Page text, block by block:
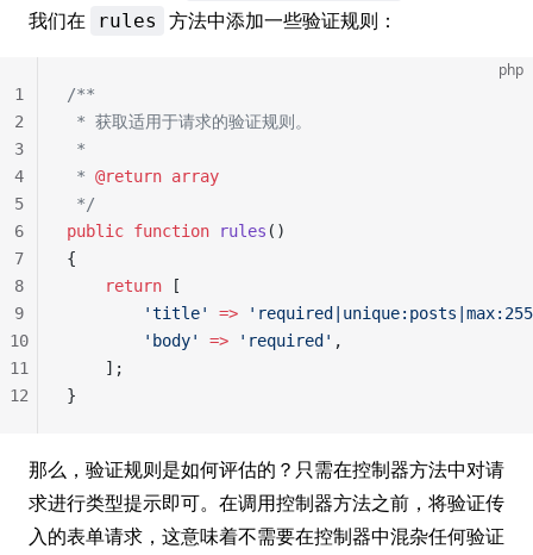
我们在
rules 方法中添加一些验证规则：
php
/**
* 获取适用于请求的验证规则。
*
* @return array
*/
public function rules ()
{
    return
[
        'title'
=>
        'body'
=> 'required' ,
    ];
}
1
2
3
4
5
6
7
8
9
10
11
12
那么，验证规则是如何评估的？只需在控制器方法中对请
求进行类型提示即可。在调用控制器方法之前，将验证传
入的表单请求，这意味着不需要在控制器中混杂任何验证